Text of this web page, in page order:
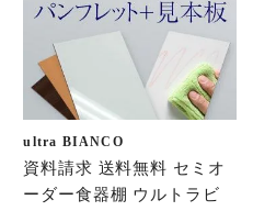
ultra BIANCO
資料請求 送料無料 セミオ
ーダー食器棚 ウルトラビ